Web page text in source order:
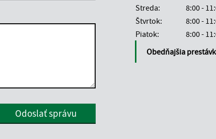
Google reCaptcha Response
Odoslať správu
Streda:
8:00 -
Štvrtok:
8:00 -
Piatok:
8:00 -
Obedňajšia